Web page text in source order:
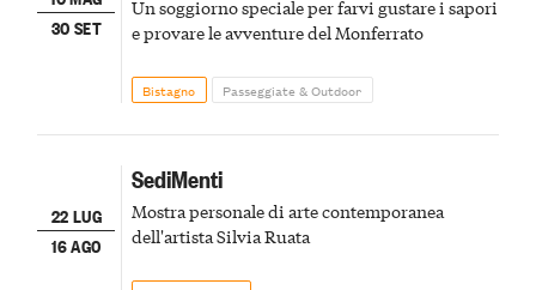
30 SET
Un soggiorno speciale per farvi gustare i sapori
e provare le avventure del Monferrato
Bistagno Passeggiate & Outdoor
22 LUG
16 AGO
SediMenti
Mostra personale di arte contemporanea
dell'artista Silvia Ruata